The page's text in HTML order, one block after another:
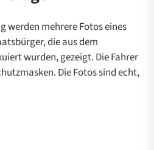
werden mehrere Fotos eines
die aus dem
wurden, gezeigt. Die Fahrer
Die Fotos sind echt,